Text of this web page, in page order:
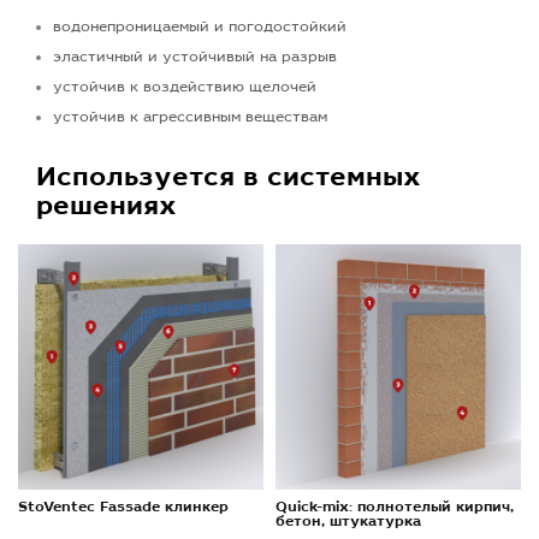
водонепроницаемый и погодостойкий
эластичный и устойчивый на разрыв
устойчив к воздействию щелочей
устойчив к агрессивным веществам
Используется в системных
решениях
StoVentec Fassade клинкер Quick-mix: полнотелый кирпич,
бетон, штукатурка